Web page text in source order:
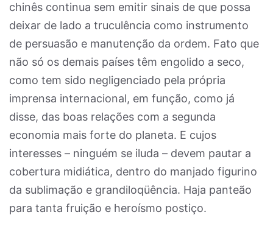
chinês continua sem emitir sinais de que possa
deixar de lado a truculência como instrumento
de persuasão e manutenção da ordem. Fato que
não só os demais países têm engolido a seco,
como tem sido negligenciado pela própria
imprensa internacional, em função, como já
disse, das boas relações com a segunda
economia mais forte do planeta. E cujos
interesses – ninguém se iluda – devem pautar a
cobertura midiática, dentro do manjado figurino
da sublimação e grandiloqüência. Haja panteão
para tanta fruição e heroísmo postiço.